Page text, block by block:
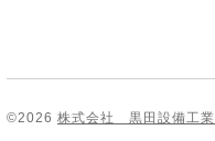
©2026 株式会社 黒田設備工業